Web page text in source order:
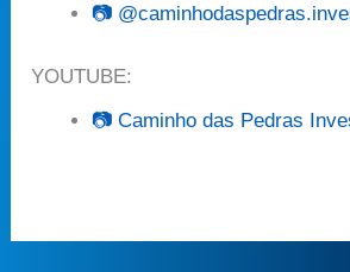
📷
YOUTUBE:
📷 Caminho das Pedras